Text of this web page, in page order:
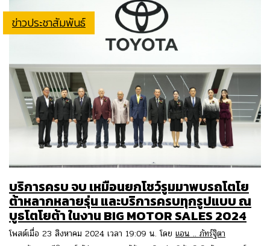
ข่าวประชาสัมพันธ์
บริการครบ จบ เหมือนยกโชว์รูมมาพบรถโตโย
ต้าหลากหลายรุ่น และบริการครบทุกรูปแบบ ณ
บูธโตโยต้า ในงาน BIG MOTOR SALES 2024
โพสต์เมื่อ 23 สิงหาคม 2024 เวลา 19:09 น. โดย แอน .. ภัทร์ฐิตา